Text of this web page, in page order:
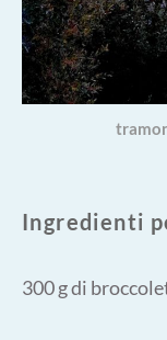
Ingredienti
300 g di